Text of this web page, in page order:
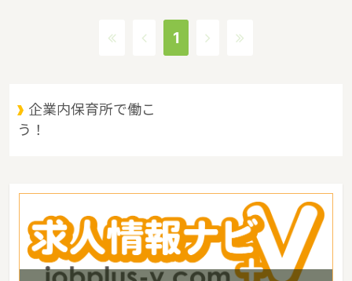
仙石線・JR仙山線・JR陸羽東線・JR石巻線・JR大船渡線・JR気仙
月賃貸住宅 D-room調べ）
1
企業内保育所で働こ
う！